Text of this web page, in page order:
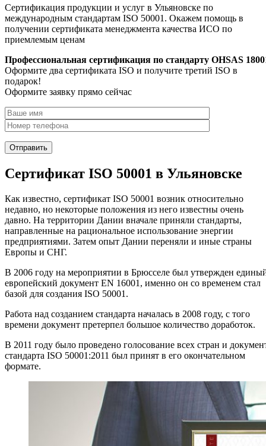
Сертификация продукции и услуг в Ульяновске по
международным стандартам ISO 50001. Окажем помощь в
получении сертификата менеджмента качества ИСО по
приемлемым ценам
Профессиональная сертификация по стандарту OHSAS
Оформите два сертификата ISO и получите третий ISO в
подарок!
Оформите заявку прямо сейчас
Сертификат ISO 50001 в Ульяновске
Как известно, сертификат ISO 50001 возник относительно
недавно, но некоторые положения из него известны очень
давно. На территории Дании вначале приняли стандарты,
направленные на рациональное использование энергии
предприятиями. Затем опыт Дании переняли и иные страны
Европы и СНГ.
В 2006 году на мероприятии в Брюсселе был утвержден
европейский документ EN 16001, именно он со временем стал
базой для создания ISO 50001.
Работа над созданием стандарта началась в 2008 году, с того
времени документ претерпел большое количество доработок.
В 2011 году было проведено голосование всех стран и
стандарта ISO 50001:2011 был принят в его окончательном
формате.